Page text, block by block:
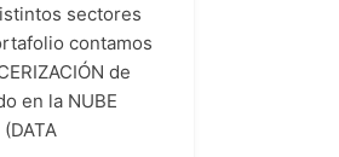
sectores
contamos
de
en la NUBE